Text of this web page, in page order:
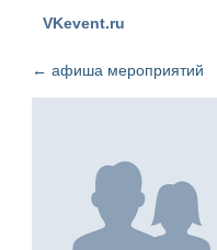
VKevent.ru
← афиша мероприятий